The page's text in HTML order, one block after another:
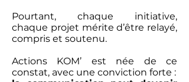
Pourtant, chaque initiative,
chaque projet mérite d’être relayé,
compris et soutenu.
Actions KOM’ est née de ce
constat, avec une conviction forte :